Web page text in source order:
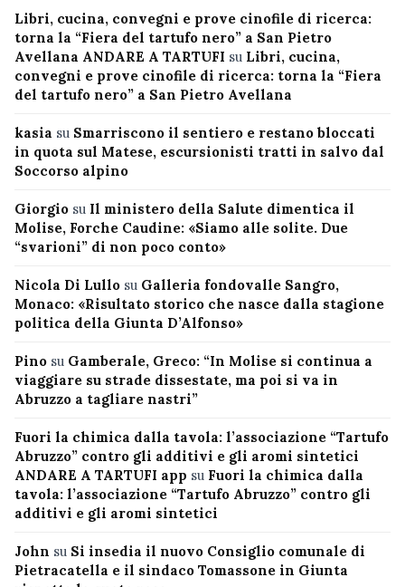
Libri, cucina, convegni e prove cinofile di ricerca:
torna la “Fiera del tartufo nero” a San Pietro
Avellana ANDARE A TARTUFI su Libri, cucina,
convegni e prove cinofile di ricerca: torna la “Fiera
del tartufo nero” a San Pietro Avellana
kasia su Smarriscono il sentiero e restano bloccati
in quota sul Matese, escursionisti tratti in salvo dal
Soccorso alpino
Giorgio su Il ministero della Salute dimentica il
Molise, Forche Caudine: «Siamo alle solite. Due
“svarioni” di non poco conto»
Nicola Di Lullo su Galleria fondovalle Sangro,
Monaco: «Risultato storico che nasce dalla stagione
politica della Giunta D’Alfonso»
Pino su Gamberale, Greco: “In Molise si continua a
viaggiare su strade dissestate, ma poi si va in
Abruzzo a tagliare nastri”
Fuori la chimica dalla tavola: l’associazione “Tartufo
Abruzzo” contro gli additivi e gli aromi sintetici
ANDARE A TARTUFI app su Fuori la chimica dalla
tavola: l’associazione “Tartufo Abruzzo” contro gli
additivi e gli aromi sintetici
John su Si insedia il nuovo Consiglio comunale di
Pietracatella e il sindaco Tomassone in Giunta